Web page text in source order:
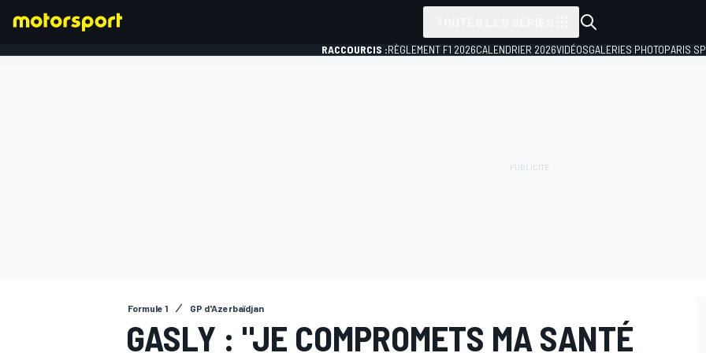
RACCOURCIS :RÈGLEMENT F1 2026CALENDRIER 2026VIDÉOSGALERIES PHOTOPARIS
Formule 1 GP d'Azerbaïdjan
GASLY : "JE COMPROMETS MA SANTÉ